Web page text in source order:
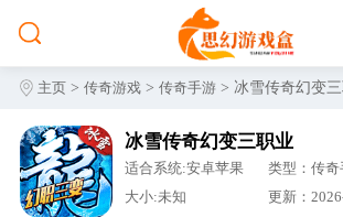
主页 >传奇游戏 >传奇手游 > 冰雪传奇幻变
冰雪传奇幻变三职业
适合系统:安卓苹果
类型：传奇
大小:未知
更新：